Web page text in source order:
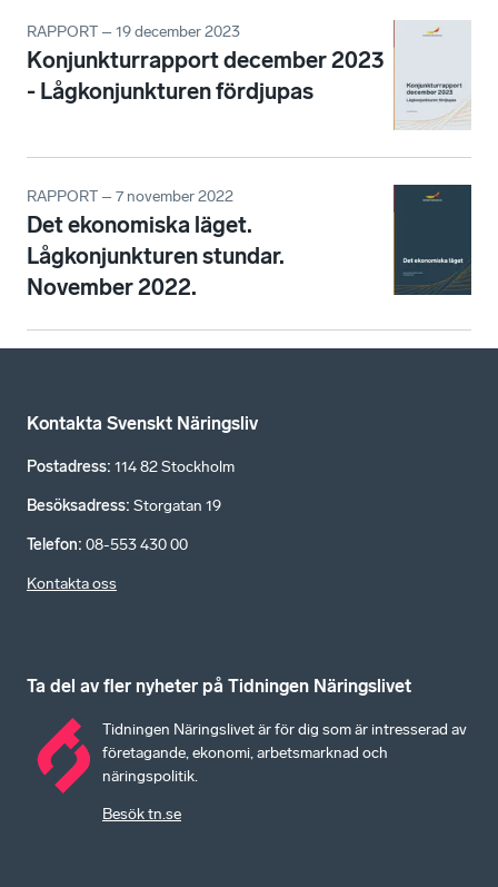
RAPPORT – 19 december 2023
Konjunkturrapport december 2023
- Lågkonjunkturen fördjupas
RAPPORT – 7 november 2022
Det ekonomiska läget.
Lågkonjunkturen stundar.
November 2022.
Kontakta Svenskt Näringsliv
Postadress: 114 82 Stockholm
Besöksadress: Storgatan 19
Telefon: 08-553 430 00
Kontakta oss
Ta del av fler nyheter på Tidningen Näringslivet
Tidningen Näringslivet är för dig som är intresserad av
företagande, ekonomi, arbetsmarknad och
näringspolitik.
Besök tn.se